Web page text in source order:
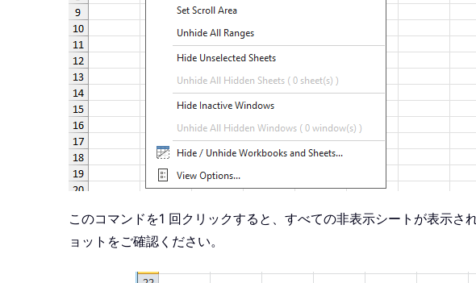
このコマンドを1 回クリックすると、すべての非表示シートが表示
ョットをご確認ください。